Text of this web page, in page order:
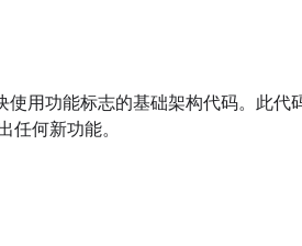
用功能标志的基础架构代码。此代
任何新功能。